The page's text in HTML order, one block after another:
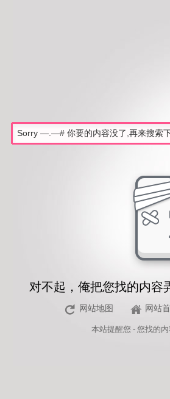
对不起，俺把您找的内容
网站地图 网站
本站提醒您 - 您找的